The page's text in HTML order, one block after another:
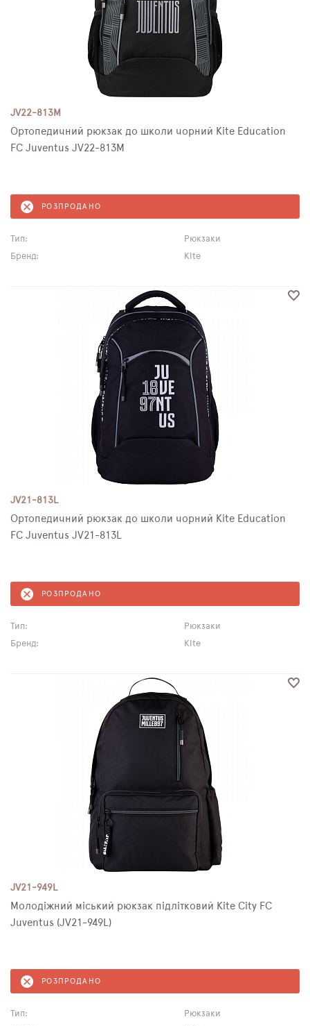
JV22-813M
Ортопедичний рюкзак до школи чорний Kite Education
FC Juventus JV22-813M
РОЗПРОДАНО
Тип:
Рюкзаки
Бренд:
Kite
JV21-813L
Ортопедичний рюкзак до школи чорний Kite Education
FC Juventus JV21-813L
РОЗПРОДАНО
Тип:
Рюкзаки
Бренд:
Kite
JV21-949L
Молодіжний міський рюкзак підлітковий Kite City FC
Juventus (JV21-949L)
РОЗПРОДАНО
Тип:
Рюкзаки